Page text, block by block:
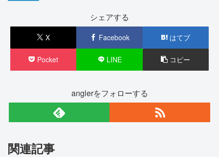
シェアする
X Facebook はてブ
Pocket LINE コピー
anglerをフォローする
関連記事